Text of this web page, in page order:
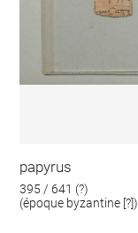
papyrus
395 / 641 (?)
(époque byzantine [?])